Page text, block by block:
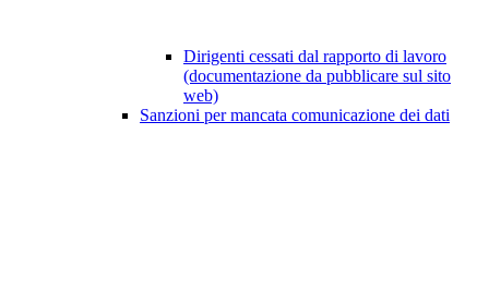
Dirigenti cessati dal rapporto di lavoro
(documentazione da pubblicare sul sito
web)
Sanzioni per mancata comunicazione dei dati